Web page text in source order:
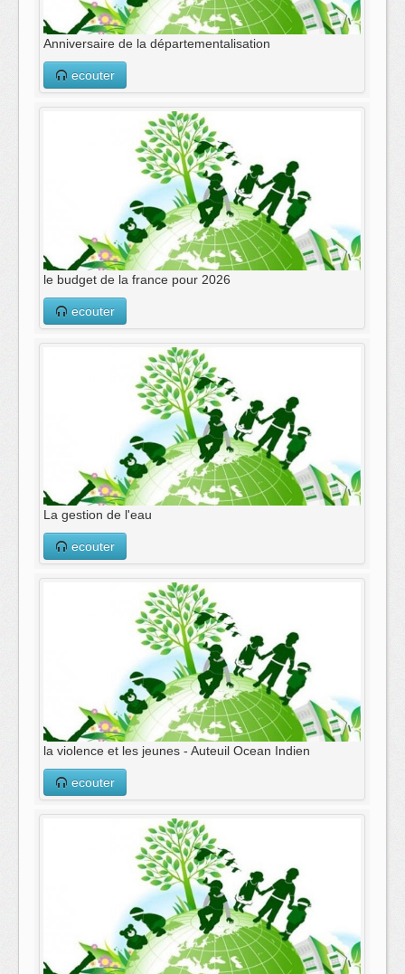
Anniversaire de la départementalisation
ecouter
le budget de la france pour 2026
ecouter
La gestion de l'eau
ecouter
la violence et les jeunes - Auteuil Ocean Indien
ecouter